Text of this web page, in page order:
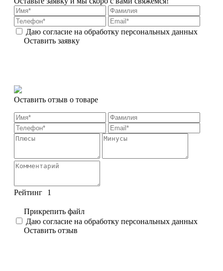
Даю согласие на обработку персональных данных
Оставить заявку
Оставить отзыв о товаре
Рейтинг 1
Прикрепить файл
Даю согласие на обработку персональных данных
Оставить отзыв